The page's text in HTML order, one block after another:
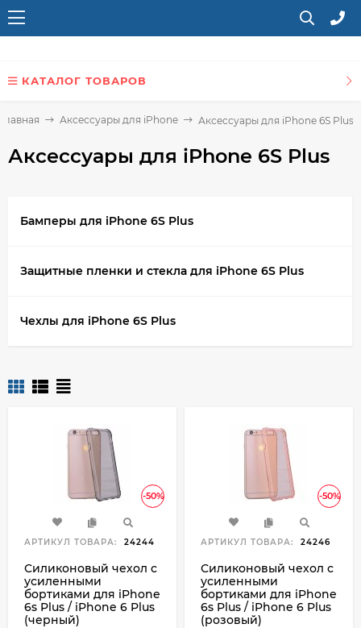
КАТАЛОГ ТОВАРОВ
Главная Аксессуары для iPhone Аксессуары для iPhone 6S Plus
Аксессуары для iPhone 6S Plus
Бамперы для iPhone 6S Plus
Защитные пленки и стекла для iPhone 6S Plus
Чехлы для iPhone 6S Plus
-50%
АРТИКУЛ ТОВАРА: 24244
Силиконовый чехол с
усиленными
бортиками для iPhone
6s Plus / iPhone 6 Plus
(черный)
-50%
АРТИКУЛ ТОВАРА: 24246
Силиконовый чехол с
усиленными
бортиками для iPhone
6s Plus / iPhone 6 Plus
(розовый)